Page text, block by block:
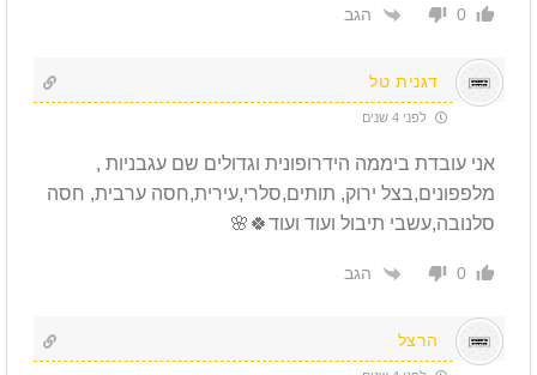
0 הגב
דגנית טל
לפני 4 שנים
אני עובדת ביממה הידרופונית וגדולים שם עגבניות ,
מלפפונים,בצל ירוק, תותים,סלרי,עירית,חסה ערבית, חסה
סלנובה,עשבי תיבול ועוד ועוד🍀🌸
0 הגב
הרצל